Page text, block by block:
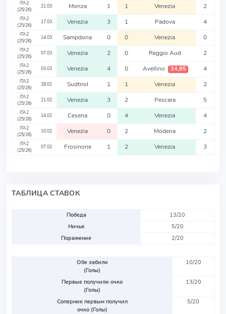
ITA2
(25/26)
21.03 Monza 1 1 Venezia 2
ITA2
(25/26)
17.03 Venezia 3 1 Padova 4
ITA2
(25/26)
14.03 Sampdoria 0 0 Venezia 0
ITA2
(25/26)
07.03 Venezia 2 0 Reggio Aud 2
ITA2
(25/26)
03.03 Venezia 4 0 Avellino 34,85 4
ITA2
(25/26)
28.02 Sudtirol 1 1 Venezia 2
ITA2
(25/26)
21.02 Venezia 3 2 Pescara 5
ITA2
(25/26)
14.02 Cesena 0 4 Venezia 4
ITA2
(25/26)
10.02 Venezia 0 2 Modena 2
ITA2
(25/26)
07.02 Frosinone 1 2 Venezia 3
ТАБЛИЦА СТАВОК
Победа
13/20
Ничья
5/20
Поражение
2/20
Обе забили
(Голы)
10/20
Первые получили очко
(Голы)
13/20
Соперник первым получил
очко (Голы)
5/20